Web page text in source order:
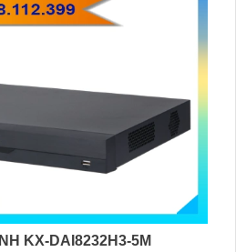
KX-DAI8232H3-5M